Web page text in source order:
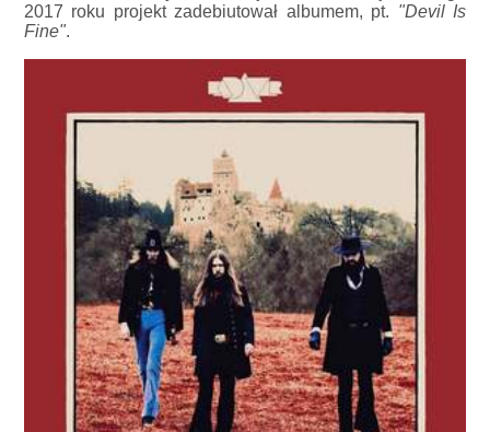
2017 roku projekt zadebiutował albumem, pt. "Devil Is
Fine".